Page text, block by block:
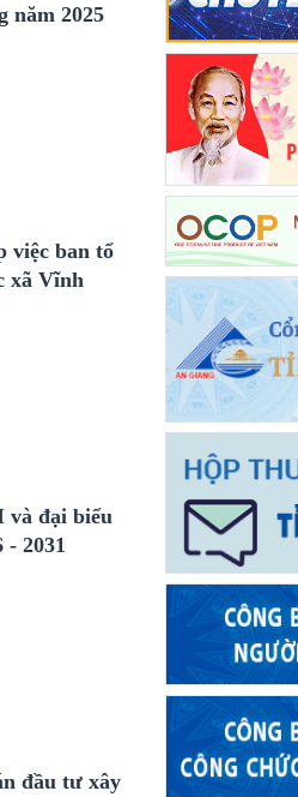
năm 2025
việc ban tổ
xã Vĩnh
và đại biểu
2031
đầu tư xây